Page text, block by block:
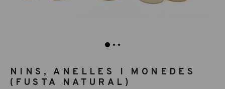
NINS, ANELLES I MONEDES
(FUSTA NATURAL)